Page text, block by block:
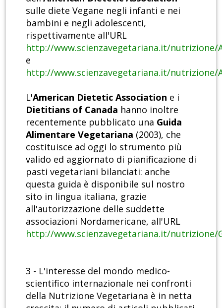
sulle diete Vegane negli infanti e nei
bambini e negli adolescenti,
rispettivamente all'URL
http://www.scienzavegetariana.it/nutrizione/
e
http://www.scienzavegetariana.it/nutrizione/
L'American Dietetic Association e i
Dietitians of Canada hanno inoltre
recentemente pubblicato una Guida
Alimentare Vegetariana (2003), che
costituisce ad oggi lo strumento più
valido ed aggiornato di pianificazione di
pasti vegetariani bilanciati: anche
questa guida è disponibile sul nostro
sito in lingua italiana, grazie
all'autorizzazione delle suddette
associazioni Nordamericane, all'URL
http://www.scienzavegetariana.it/nutrizione/
3 - L'interesse del mondo medico-
scientifico internazionale nei confronti
della Nutrizione Vegetariana è in netta